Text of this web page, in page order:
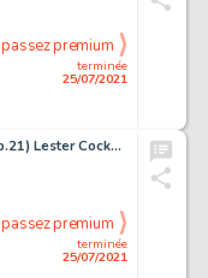
terminée
25/07/2021
passez premium
Franz - Planche originale (p.21) Lester Cockney T5 - Le Roi des Dalmates - (1986)
terminée
25/07/2021
passez premium